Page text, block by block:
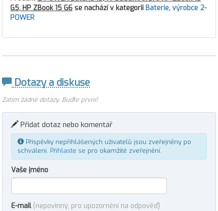
G5, HP ZBook 15 G6 se nachází v kategorii Baterie, výrobce 2-
POWER
Dotazy a diskuse
Zatím žádné dotazy. Buďte první!
Přidat dotaz nebo komentář
Příspěvky nepřihlášených uživatelů jsou zveřejněny po
schválení. Přihlaste se pro okamžité zveřejnění.
Vaše jméno
E-mail (nepovinný, pro upozornění na odpověď)